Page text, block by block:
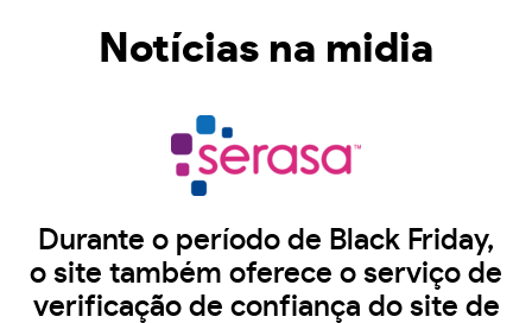
Notícias na midia
Durante o período de Black Friday,
o site também oferece o serviço de
verificação de confiança do site de